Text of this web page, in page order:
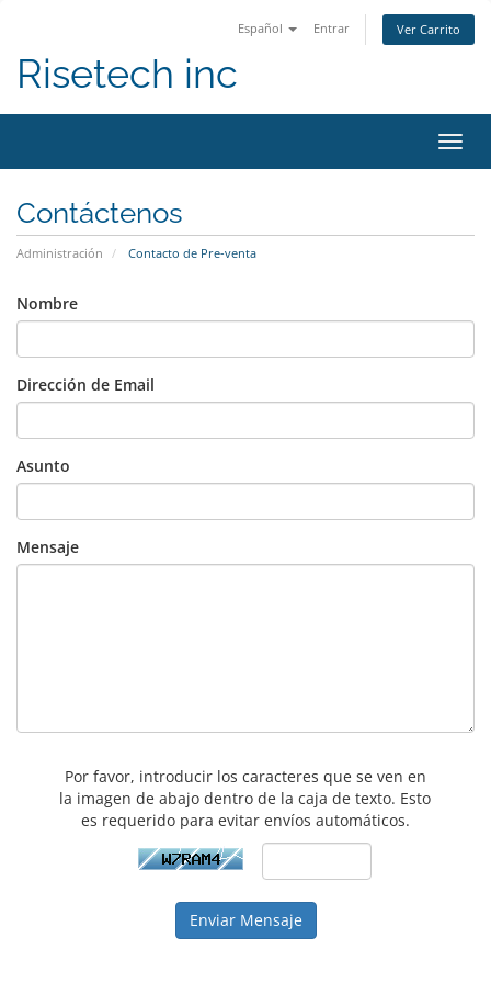
Español Entrar Ver Carrito
Risetech inc
Contáctenos
Administración Contacto de Pre-venta
Nombre
Dirección de Email
Asunto
Mensaje
Por favor, introducir los caracteres que se ven en
la imagen de abajo dentro de la caja de texto. Esto
es requerido para evitar envíos automáticos.
Enviar Mensaje